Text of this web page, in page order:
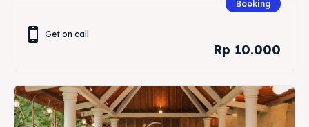
Booking
Get on call
Rp 10.000